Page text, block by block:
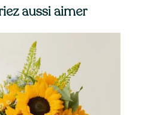
aussi aimer